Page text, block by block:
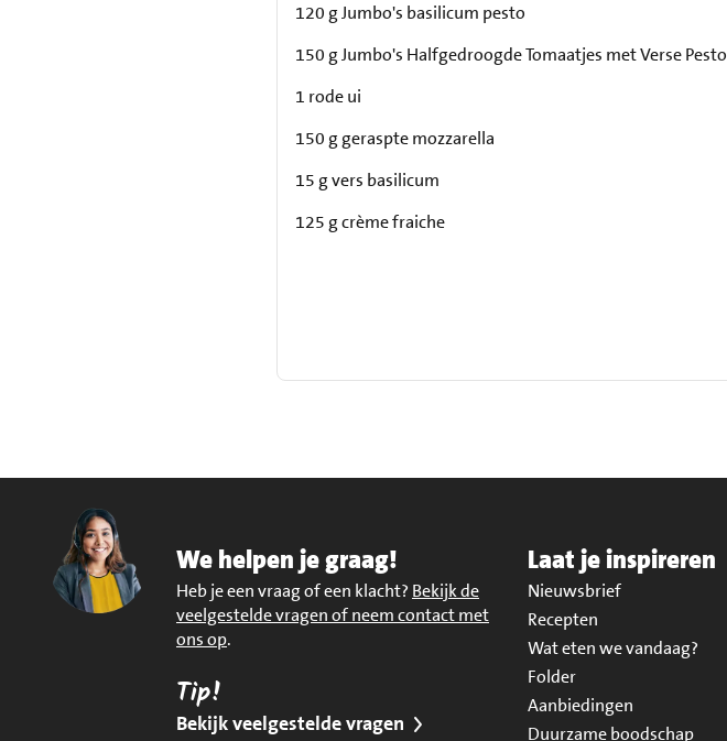
120 g Jumbo's basilicum pesto
150 g Jumbo's Halfgedroogde Tomaatjes met Verse Pesto
1 rode ui
150 g geraspte mozzarella
15 g vers basilicum
125 g crème fraiche
We helpen je graag!
Heb je een vraag of een klacht? Bekijk de
veelgestelde vragen of neem contact met
ons op.
Tip!
Bekijk veelgestelde vragen
Laat je inspireren
Nieuwsbrief
Recepten
Wat eten we vandaag?
Folder
Aanbiedingen
Duurzame boodschap